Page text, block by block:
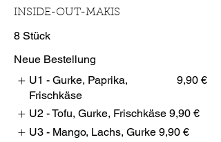
INSIDE-OUT-MAKIS
8 Stück
Neue Bestellung
U1 - Gurke, Paprika,
Frischkäse
9,90 €
U2 - Tofu, Gurke, Frischkäse 9,90 €
U3 - Mango, Lachs, Gurke 9,90 €